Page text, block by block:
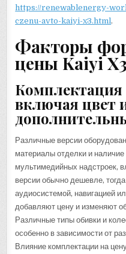
https://renewablenergy-
czenu-avto-kaiyi-x3.html.
Факторы
цены Kaiyi X3
включая цвет
Различные версии
материалы отделки и наличие
мультимедийных надстроек,
версии обычно дешевле,
аудиосистемой, навигацией
добавляют цену и изменяют
Различные типы обивки и
особенно в зависимости от
Влияние комплектации на